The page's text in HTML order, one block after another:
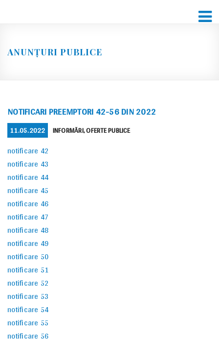
ANUNȚURI PUBLICE
NOTIFICARI PREEMPTORI 42-56 DIN 2022
POSTED
ON
11.05.2022 CATEGORIES
INFORMĂRI,OFERTE PUBLICE
notificare 42
notificare 43
notificare 44
notificare 45
notificare 46
notificare 47
notificare 48
notificare 49
notificare 50
notificare 51
notificare 52
notificare 53
notificare 54
notificare 55
notificare 56